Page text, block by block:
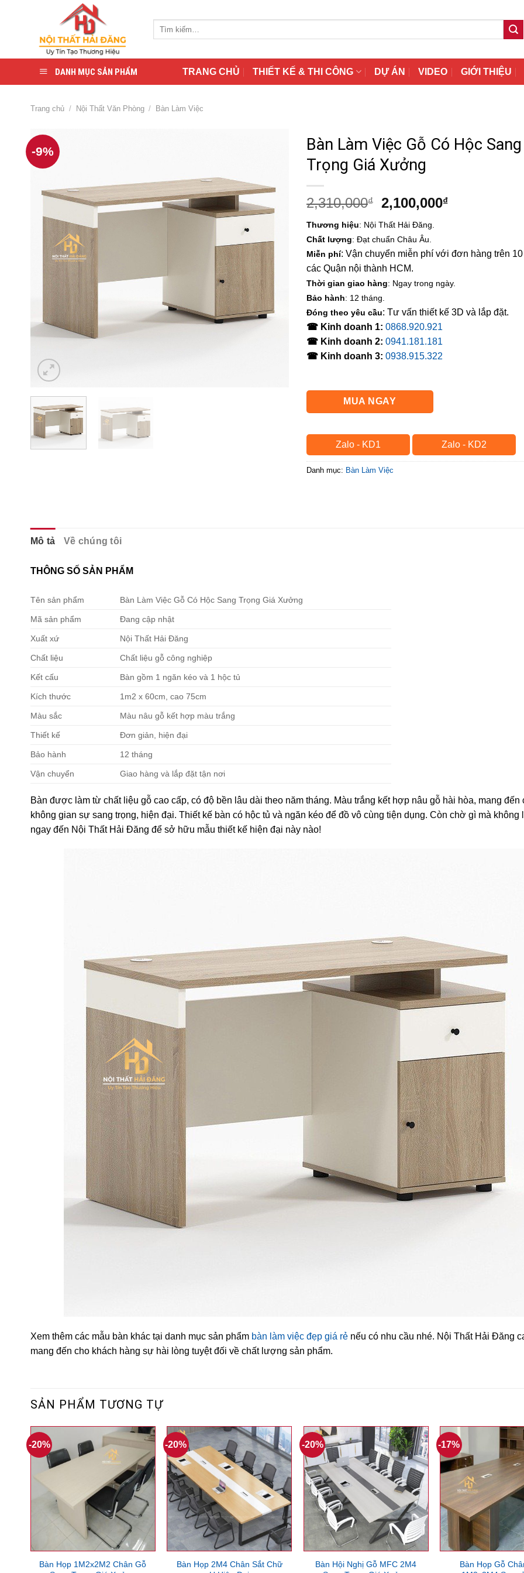
DANH MỤC SẢN PHẨM TRANG CHỦ THIẾT KẾ & THI CÔNG DỰ ÁN VIDEO GIỚI THIỆU
Trang chủ / Nội Thất Văn Phòng / Bàn Làm Việc
-9%
Bàn Làm Việc Gỗ Có Hộc Sang
Trọng Giá Xưởng
2,310,000₫
Giá
là:
2,310,000₫.
2,100,000₫Giá
2,100,000₫.
Thương hiệu: Nội Thất Hải Đăng.
Chất lượng: Đạt chuẩn Châu Âu.
Miễn phí: Vận chuyển miễn phí với đơn hàng trên 10
các Quận nội thành HCM.
Thời gian giao hàng: Ngay trong ngày.
Bảo hành: 12 tháng.
Đóng theo yêu cầu: Tư vấn thiết kế 3D và lắp đặt.
☎ Kinh doanh 1: 0868.920.921
☎ Kinh doanh 2: 0941.181.181
☎ Kinh doanh 3: 0938.915.322
MUA NGAY
Zalo - KD1 Zalo - KD2
Danh mục: Bàn Làm Việc
Mô tả Về chúng tôi
THÔNG SỐ SẢN PHẨM
Tên sản phẩm Bàn Làm Việc Gỗ Có Hộc Sang Trọng Giá Xưởng
Mã sản phẩm Đang cập nhật
Xuất xứ Nội Thất Hải Đăng
Chất liệu Chất liệu gỗ công nghiệp
Kết cấu Bàn gồm 1 ngăn kéo và 1 hộc tủ
Kích thước 1m2 x 60cm, cao 75cm
Màu sắc Màu nâu gỗ kết hợp màu trắng
Thiết kế Đơn giản, hiện đại
Bảo hành 12 tháng
Vận chuyển Giao hàng và lắp đặt tận nơi
Bàn được làm từ chất liệu gỗ cao cấp, có độ bền lâu dài theo năm tháng. Màu trắng kết hợp nâu gỗ hài hòa, mang đến
không gian sự sang trọng, hiện đại. Thiết kế bàn có hộc tủ và ngăn kéo để đồ vô cùng tiện dụng. Còn chờ gì mà không
ngay đến Nội Thất Hải Đăng để sở hữu mẫu thiết kế hiện đại này nào!
Xem thêm các mẫu bàn khác tại danh mục sản phẩm bàn làm việc đẹp giá rẻ nếu có nhu cầu nhé. Nội Thất Hải Đăng
mang đến cho khách hàng sự hài lòng tuyệt đối về chất lượng sản phẩm.
SẢN PHẨM TƯƠNG TỰ
-20%
Bàn Họp 1M2x2M2 Chân Gỗ
-20%
Bàn Họp 2M4 Chân Sắt Chữ
-20%
Bàn Hội Nghị Gỗ MFC 2M4
-17%
Bàn Họp Gỗ